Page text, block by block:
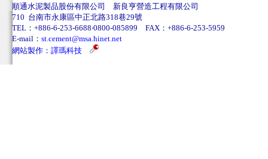
順通水泥製品股份有限公司 新良亨營造工程有限公司
710 台南市永康區中正北路318巷29號
TEL：+886-6-253-6688‧0800-085899 FAX：+886-6-253-5959
E-mail： st.cement@msa.hinet.net
網站製作： 譯瑪科技